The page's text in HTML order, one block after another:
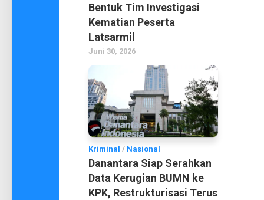
Bentuk Tim Investigasi
Kematian Peserta
Latsarmil
Juni 30, 2026
Kriminal / Nasional
Danantara Siap Serahkan
Data Kerugian BUMN ke
KPK, Restrukturisasi Terus